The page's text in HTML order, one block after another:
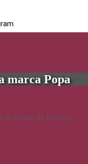
marca Popa
de deona, de la marca